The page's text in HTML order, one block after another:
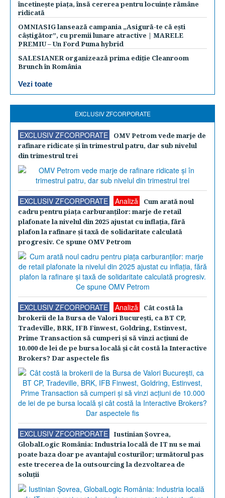
încetinește piața, însă cererea pentru locuințe rămâne
ridicată
OMNIASIG lansează campania „Asigură-te că ești
câștigător”, cu premii lunare atractive | MARELE
PREMIU – Un Ford Puma hybrid
SALESIANER organizează prima ediție Cleanroom
Brunch în România
Vezi toate
EXCLUSIV ZFCORPORATE
EXCLUSIV ZFCORPORATE
OMV Petrom vede marje de
rafinare ridicate şi în trimestrul patru, dar sub nivelul
din trimestrul trei
EXCLUSIV ZFCORPORATE Analiză
Cum arată noul
cadru pentru piaţa carburanţilor: marje de retail
plafonate la nivelul din 2025 ajustat cu inflaţia, fără
plafon la rafinare şi taxă de solidaritate calculată
progresiv. Ce spune OMV Petrom
EXCLUSIV ZFCORPORATE Analiză
Cât costă la
brokerii de la Bursa de Valori Bucureşti, ca BT CP,
Tradeville, BRK, IFB Finwest, Goldring, Estinvest,
Prime Transaction să cumperi şi să vinzi acţiuni de
10.000 de lei de pe bursa locală şi cât costă la Interactive
Brokers? Dar aspectele fis
EXCLUSIV ZFCORPORATE
Iustinian Şovrea,
GlobalLogic România: Industria locală de IT nu se mai
poate baza doar pe avantajul costurilor; următorul pas
este trecerea de la outsourcing la dezvoltarea de
soluţii